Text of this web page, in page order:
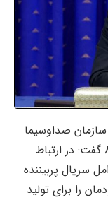
صداوسیما
در رابطه با شروع ساخت سریال پاییتخت ۸ گفت: در ارتباط
سریال پربیننده
را برای تولید